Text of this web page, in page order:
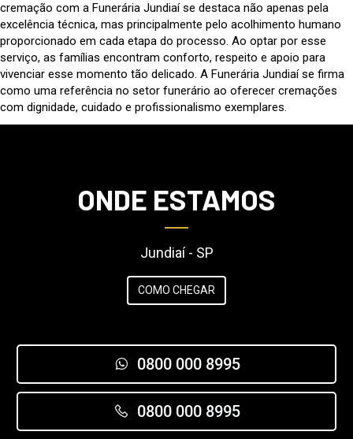
cremação com a Funerária Jundiaí se destaca não apenas pela
excelência técnica, mas principalmente pelo acolhimento humano
proporcionado em cada etapa do processo. Ao optar por esse
serviço, as famílias encontram conforto, respeito e apoio para
vivenciar esse momento tão delicado. A Funerária Jundiaí se firma
como uma referência no setor funerário ao oferecer cremações
com dignidade, cuidado e profissionalismo exemplares.
ONDE ESTAMOS
Jundiaí - SP
COMO CHEGAR
0800 000 8995
0800 000 8995